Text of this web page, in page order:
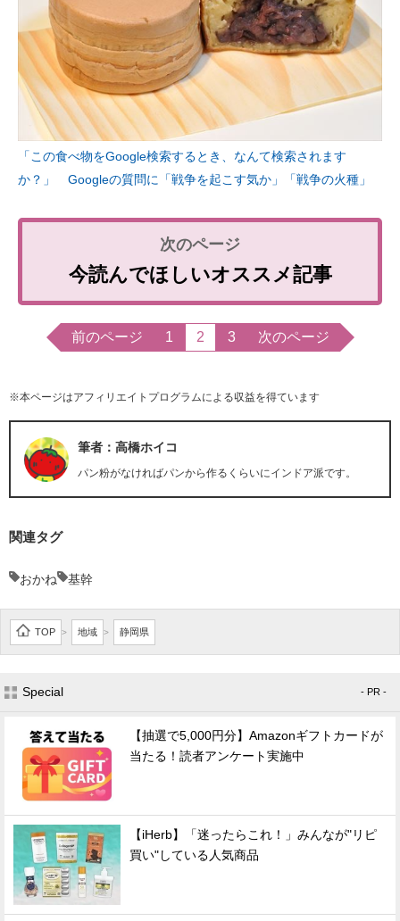
「この食べ物をGoogle検索するとき、なんて検索されます
か？」 Googleの質問に「戦争を起こす気か」「戦争の火種」
今読んでほしいオススメ記事
前のページ 1 2 3 次のページ
※本ページはアフィリエイトプログラムによる収益を得ています
筆者：高橋ホイコ
パン粉がなければパンから作るくらいにインドア派です。
関連タグ
おかね 基幹
TOP > 地域 > 静岡県
Special - PR -
【抽選で5,000円分】Amazonギフトカードが
当たる！読者アンケート実施中
【iHerb】「迷ったらこれ！」みんなが"リピ
買い"している人気商品